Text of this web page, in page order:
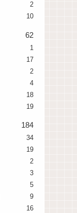
2
10
62
1
17
2
4
18
19
184
34
19
2
3
5
9
16